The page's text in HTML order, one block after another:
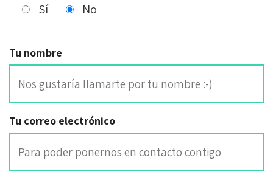
Sí
No
Tu nombre
Tu correo electrónico